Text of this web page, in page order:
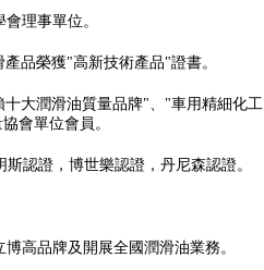
理事單位。
品榮獲"高新技術產品"證書。
大潤滑油質量品牌"、"車用精細化工
會單位會員。
認證，博世樂認證，丹尼森認證。
高品牌及開展全國潤滑油業務。